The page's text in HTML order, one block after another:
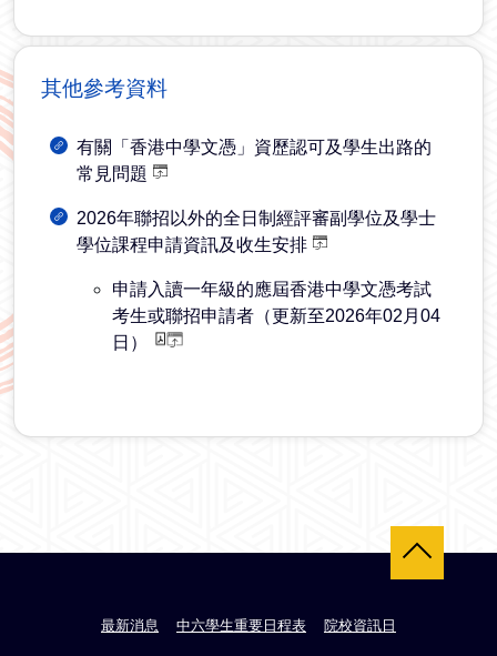
其他參考資料
有關「香港中學文憑」資歷認可及學生出路的
常見問題
2026年聯招以外的全日制經評審副學位及學士
學位課程申請資訊及收生安排
申請入讀一年級的應屆香港中學文憑考試
考生或聯招申請者（更新至2026年02月04
日）
最新消息 中六學生重要日程表 院校資訊日
返回頂部